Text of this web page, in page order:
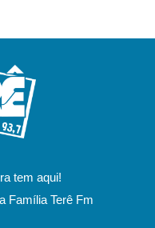
tem aqui!
Família Terê Fm